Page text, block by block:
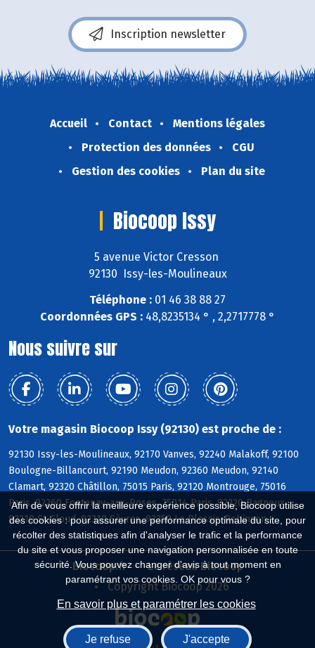
Afin de vous offrir la meilleure expérience possible, Biocoop utilise
des cookies : pour assurer une performance optimale du site, pour
récolter des statistiques afin d'analyser le trafic et la performance
du site et vous proposer une navigation personnalisée en toute
sécurité. Vous pouvez changer d'avis à tout moment en
paramétrant vos cookies. OK pour vous ?
En savoir plus et paramétrer les cookies
Je refuse J'accepte
Inscription newsletter
Accueil Contact
Mentions légales
Protection des données
CGU
Gestion des cookies
Plan du site
Biocoop Issy
5 avenue Victor Cresson
92130 Issy-les-Moulineaux
Téléphone : 01 46 38 88 27
Coordonnées GPS : 48,8235134 ° , 2,2717778 °
Nous suivre sur
Votre magasin Biocoop Issy (92130) est proche de :
92130 Issy-les-Moulineaux, 92170 Vanves, 92240 Malakoff, 92100
Boulogne-Billancourt, 92190 Meudon, 92360 Meudon, 92140
Clamart, 92320 Châtillon, 75015 Paris, 92120 Montrouge, 75016
Paris, 92260 Fontenay-aux-Roses, 75014 Paris, 92220 Bagneux,
92210 St-Cloud, 92310 Sèvres, 92350 Le Plessis-Robinson
Biocoop.fr
Le réseau Biocoop
Copyright Biocoop 2026